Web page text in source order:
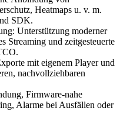
Heatmaps u. v. m.
SDK.
Unterstützung moderner
Streaming und zeitgesteuerte
mit eigenem Player und
nachvollziehbaren
Firmware-nahe
Alarme bei Ausfällen oder